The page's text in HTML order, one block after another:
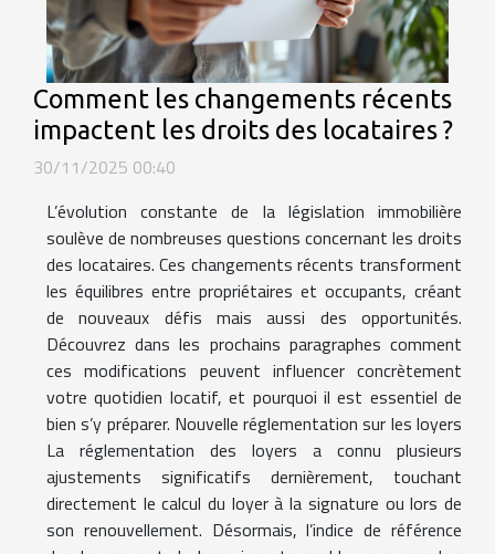
Comment les changements récents
impactent les droits des locataires ?
30/11/2025 00:40
L’évolution constante de la législation immobilière
soulève de nombreuses questions concernant les droits
des locataires. Ces changements récents transforment
les équilibres entre propriétaires et occupants, créant
de nouveaux défis mais aussi des opportunités.
Découvrez dans les prochains paragraphes comment
ces modifications peuvent influencer concrètement
votre quotidien locatif, et pourquoi il est essentiel de
bien s’y préparer. Nouvelle réglementation sur les loyers
La réglementation des loyers a connu plusieurs
ajustements significatifs dernièrement, touchant
directement le calcul du loyer à la signature ou lors de
son renouvellement. Désormais, l’indice de référence